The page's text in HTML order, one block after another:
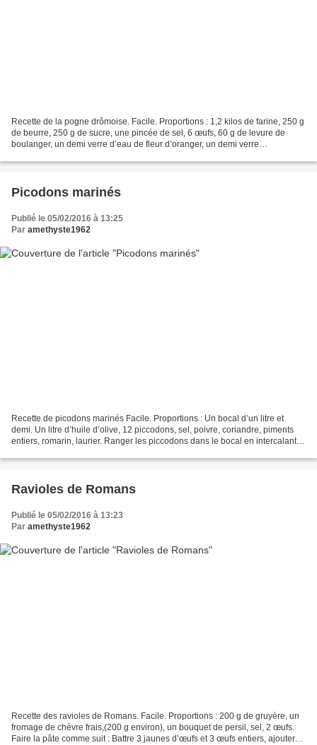
Recette de la pogne drômoise. Facile. Proportions : 1,2 kilos de farine, 250 g
de beurre, 250 g de sucre, une pincée de sel, 6 œufs, 60 g de levure de
boulanger, un demi verre d’eau de fleur d’oranger, un demi verre
Picodons marinés
Publié le 05/02/2016 à 13:25
Par amethyste1962
Recette de picodons marinés Facile. Proportions : Un bocal d’un litre et
demi. Un litre d’huile d’olive, 12 piccodons, sel, poivre, coriandre, piments
entiers, romarin, laurier. Ranger les piccodons dans le bocal en intercalant
Ravioles de Romans
Publié le 05/02/2016 à 13:23
Par amethyste1962
Recette des ravioles de Romans. Facile. Proportions : 200 g de gruyère, un
fromage de chèvre frais,(200 g environ), un bouquet de persil, sel, 2 œufs.
Faire la pâte comme suit : Battre 3 jaunes d’œufs et 3 œufs entiers, ajouter